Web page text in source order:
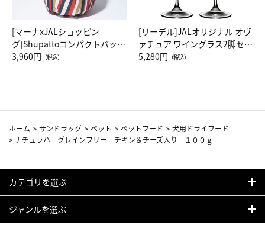
[マーナxJALショッピン
グ]Shupattoコンパクトバッグ
Drop JAL客室乗務員（LC）ス
3,960円 （税込）
[リーデル]JALオリジナル オヴ
ァチュア ワイングラス2脚セッ
ト（レッドワイン）
5,280円 （税込）
ホーム >サンドラッグ >ペット >ペットフード >犬用ドライフード
> ナチュラハ グレインフリー チキン＆チーズ入り １００ｇ
カテゴリを選ぶ
ジャンルを選ぶ